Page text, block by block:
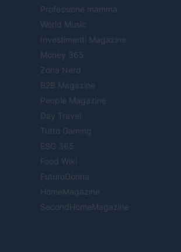
Professione mamma
World Music
Investimenti Magazine
Money 365
Zona Nerd
B2B Magazine
People Magazine
Day Travel
Tutto Gaming
ESG 365
Food Wiki
FuturoDonna
HomeMagazine
SecondHomeMagazine